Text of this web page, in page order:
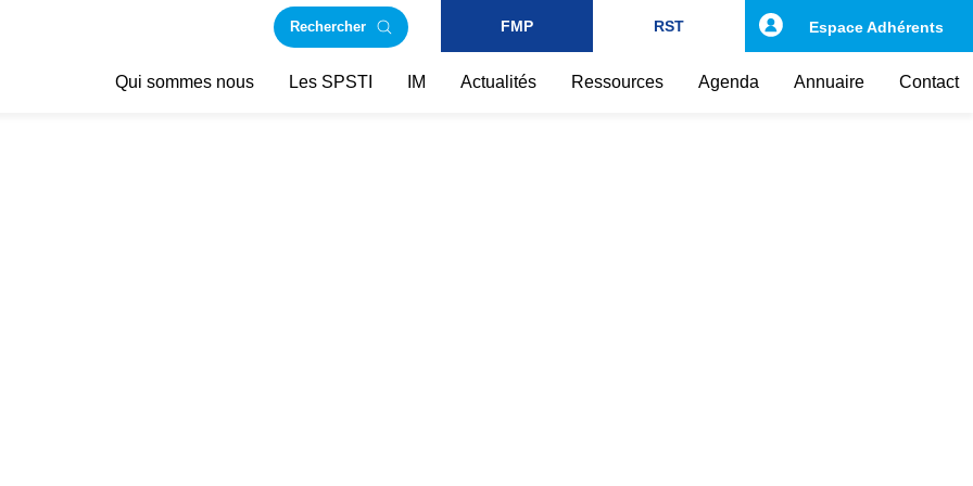
Rechercher FMP RST
Qui sommes nous Les SPSTI IM Actualités Ressources Agenda Annuaire Contact
Espace Adhérents